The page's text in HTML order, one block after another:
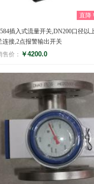
直降
插入式流量开关,DN200口径以
连接,2点报警输出开关
售价： ￥4200.0
分
(0)